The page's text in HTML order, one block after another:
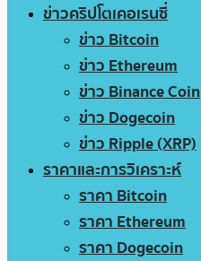
ข่าวคริปโตเคอเรนซี่
ข่าว Bitcoin
ข่าว Ethereum
ข่าว Binance Coin
ข่าว Dogecoin
ข่าว Ripple (XRP)
ราคาและการวิเคราะห์
ราคา Bitcoin
ราคา Ethereum
ราคา Dogecoin